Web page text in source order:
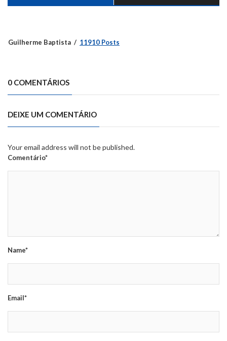
Guilherme Baptista 11910 Posts
0 COMENTÁRIOS
DEIXE UM COMENTÁRIO
Your email address will not be published.
Comentário*
Name*
Email*